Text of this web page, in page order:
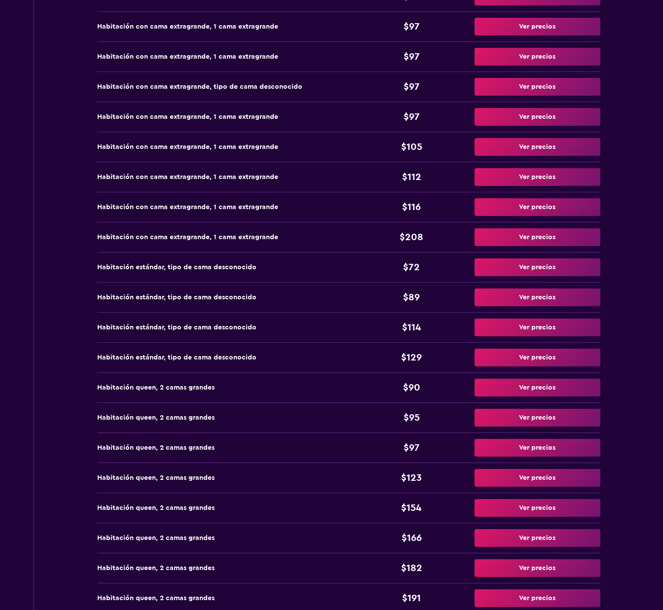
Habitación con cama extragrande, 1 cama extragrande $97 Ver precios
Habitación con cama extragrande, 1 cama extragrande $97 Ver precios
Habitación con cama extragrande, tipo de cama desconocido $97 Ver precios
Habitación con cama extragrande, 1 cama extragrande $97 Ver precios
Habitación con cama extragrande, 1 cama extragrande $105 Ver precios
Habitación con cama extragrande, 1 cama extragrande $112 Ver precios
Habitación con cama extragrande, 1 cama extragrande $116 Ver precios
Habitación con cama extragrande, 1 cama extragrande $208 Ver precios
Habitación estándar, tipo de cama desconocido $72 Ver precios
Habitación estándar, tipo de cama desconocido $89 Ver precios
Habitación estándar, tipo de cama desconocido $114 Ver precios
Habitación estándar, tipo de cama desconocido $129 Ver precios
Habitación queen, 2 camas grandes $90 Ver precios
Habitación queen, 2 camas grandes $95 Ver precios
Habitación queen, 2 camas grandes $97 Ver precios
Habitación queen, 2 camas grandes $123 Ver precios
Habitación queen, 2 camas grandes $154 Ver precios
Habitación queen, 2 camas grandes $166 Ver precios
Habitación queen, 2 camas grandes $182 Ver precios
Habitación queen, 2 camas grandes $191 Ver precios